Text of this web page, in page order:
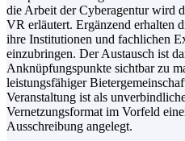
die Arbeit der Cyberagentur wird
VR erläutert. Ergänzend erhalten
ihre Institutionen und fachlichen
einzubringen. Der Austausch ist
Anknüpfungspunkte sichtbar zu
leistungsfähiger
Veranstaltung ist als
Vernetzungsformat im Vorfeld
Ausschreibung angelegt.